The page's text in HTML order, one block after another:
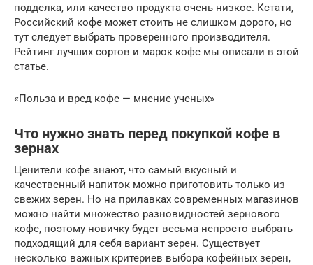
подделка, или качество продукта очень низкое. Кстати,
Российский кофе может стоить не слишком дорого, но
тут следует выбрать проверенного производителя.
Рейтинг лучших сортов и марок кофе мы описали в этой
статье.
«Польза и вред кофе — мнение ученых»
Что нужно знать перед покупкой кофе в
зернах
Ценители кофе знают, что самый вкусный и
качественный напиток можно приготовить только из
свежих зерен. Но на прилавках современных магазинов
можно найти множество разновидностей зернового
кофе, поэтому новичку будет весьма непросто выбрать
подходящий для себя вариант зерен. Существует
несколько важных критериев выбора кофейных зерен,